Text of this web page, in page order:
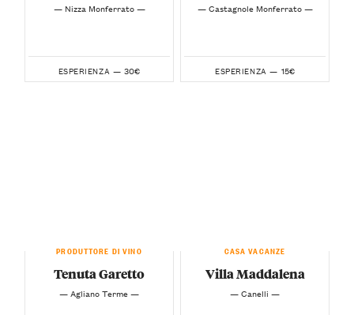
— Nizza Monferrato —
ESPERIENZA — 30€
— Castagnole Monferrato —
ESPERIENZA — 15€
PRODUTTORE DI VINO
Tenuta Garetto
— Agliano Terme —
CASA VACANZE
Villa Maddalena
— Canelli —